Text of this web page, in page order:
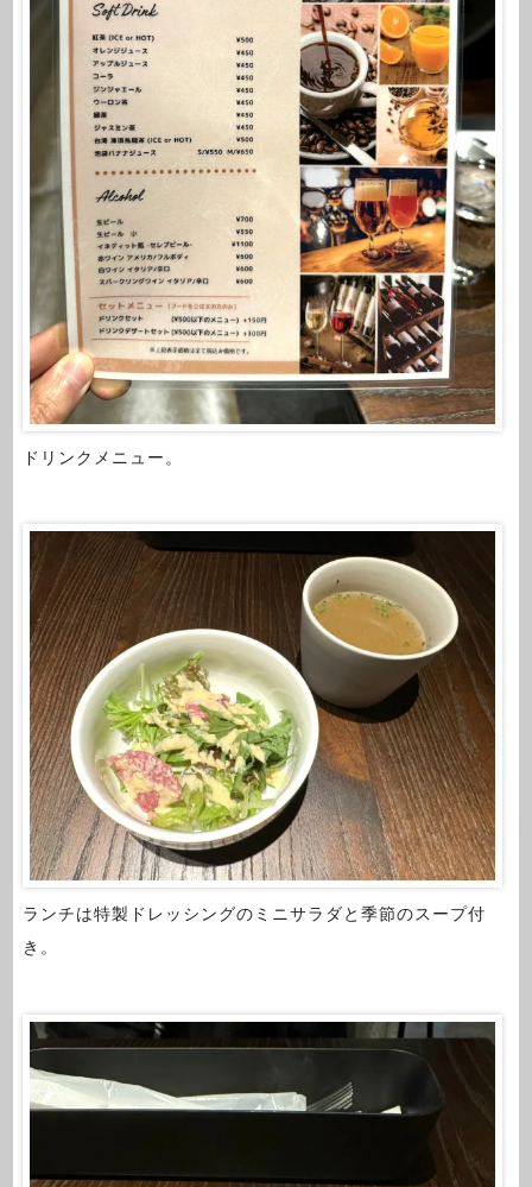
ドリンクメニュー。
ランチは特製ドレッシングのミニサラダと季節のスープ付
き。